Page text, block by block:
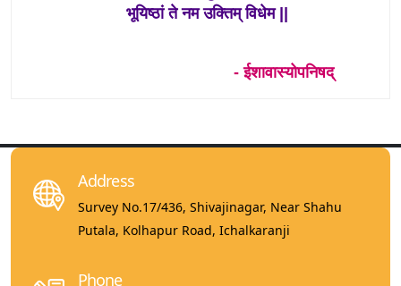
भूयिष्ठां ते नम उक्तिम्विधेम||
- ईशावास्योपनिषद्
Address
Survey No.17/436, Shivajinagar, Near Shahu
Putala, Kolhapur Road, Ichalkaranji
Phone